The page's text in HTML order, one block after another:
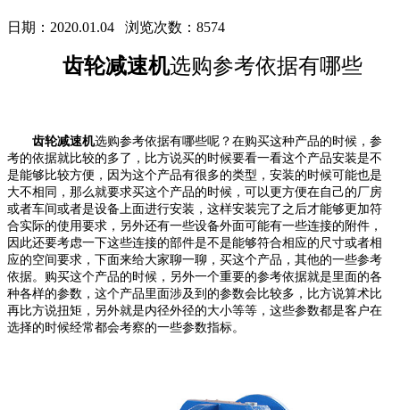
日期：2020.01.04 浏览次数：8574
齿轮减速机选购参考依据有哪些
齿轮减速机选购参考依据有哪些呢？在购买这种产品的时候，参
考的依据就比较的多了，比方说买的时候要看一看这个产品安装是不
是能够比较方便，因为这个产品有很多的类型，安装的时候可能也是
大不相同，那么就要求买这个产品的时候，可以更方便在自己的厂房
或者车间或者是设备上面进行安装，这样安装完了之后才能够更加符
合实际的使用要求，另外还有一些设备外面可能有一些连接的附件，
因此还要考虑一下这些连接的部件是不是能够符合相应的尺寸或者相
应的空间要求，下面来给大家聊一聊，买这个产品，其他的一些参考
依据。购买这个产品的时候，另外一个重要的参考依据就是里面的各
种各样的参数，这个产品里面涉及到的参数会比较多，比方说算术比
再比方说扭矩，另外就是内径外径的大小等等，这些参数都是客户在
选择的时候经常都会考察的一些参数指标。